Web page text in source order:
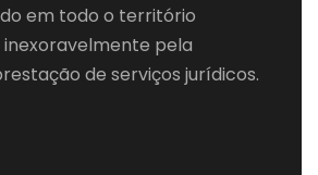
em todo o território
pela
de serviços jurídicos.